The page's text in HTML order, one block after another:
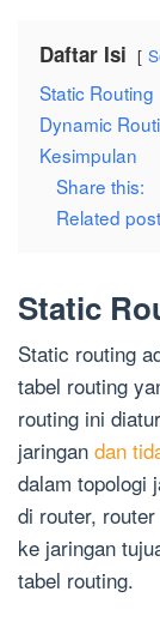
Daftar Isi
Static Routing
Dynamic
Kesimpulan
Share this:
Related
Static
Static routing
tabel routing
routing ini
jaringan dan
dalam topologi
di router,
ke jaringan
tabel routing.